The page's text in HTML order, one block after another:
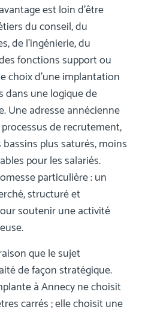
est loin d’être
du conseil, du
de l’ingénierie, du
fonctions support ou
choix d’une implantation
dans une logique de
Une adresse annécienne
de recrutement,
plus saturés, moins
pour les salariés.
particulière : un
structuré et
soutenir une activité
que le sujet
de façon stratégique.
à Annecy ne choisit
carrés ; elle choisit une